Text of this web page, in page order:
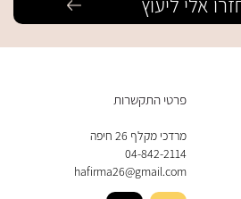
פרטי התקשרות
מרדכי מקלף 26 חיפה
04-842-2114
hafirma26@gmail.com